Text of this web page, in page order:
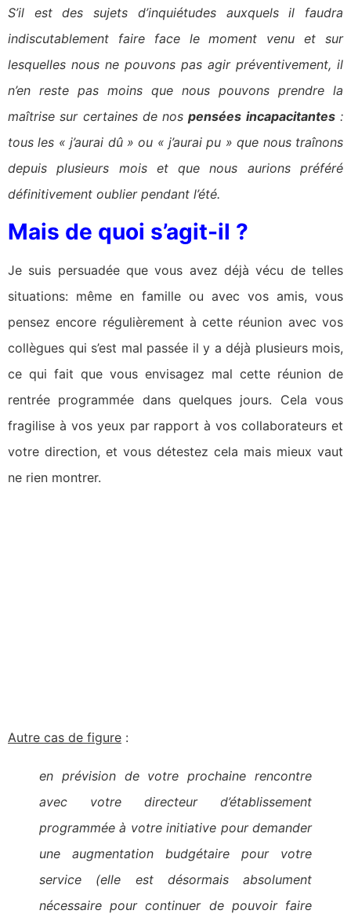
S’il est des sujets d’inquiétudes auxquels il faudra
indiscutablement faire face le moment venu et sur
lesquelles nous ne pouvons pas agir préventivement, il
n’en reste pas moins que nous pouvons prendre la
maîtrise sur certaines de nospensées incapacitantes:
tous les « j’aurai dû » ou « j’aurai pu » que nous traînons
depuis plusieurs mois et que nous aurions préféré
définitivement oublier pendant l’été.
Mais de quoi s’agit-il ?
Je suis persuadée que vous avez déjà vécu de telles
situations: même en famille ou avec vos amis, vous
pensez encore régulièrement à cette réunion avec vos
collègues qui s’est mal passée il y a déjà plusieurs mois,
ce qui fait que vous envisagez mal cette réunion de
rentrée programmée dans quelques jours. Cela vous
fragilise à vos yeux par rapport à vos collaborateurs et
votre direction, et vous détestez cela mais mieux vaut
ne rien montrer.
Autre cas de figure :
en prévision de votre prochaine rencontre
avec votre directeur d’établissement
programmée à votre initiative pour demander
une augmentation budgétaire pour votre
service (elle est désormais absolument
nécessaire pour continuer de pouvoir faire